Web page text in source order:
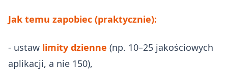
Jak temu zapobiec (praktycznie):
- ustaw limity dzienne (np. 10–25 jakościowych
aplikacji, a nie 150),